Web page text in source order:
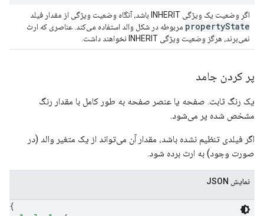
اگر وضعیت یک ویژگی INHERIT باشد، آنگاه وضعیت ویژگی از مقدار فیلد
propertyState
مربوطه در شکل والد استفاده می‌کند. عناصری که ارث
نمی‌برند، هرگز وضعیت ویژگی INHERIT نخواهند داشت.
پر کردن جامد
یک رنگ ثابت. صفحه یا عنصر صفحه به طور کامل با مقدار رنگ
مشخص شده پر می‌شود.
اگر فیلدی تنظیم نشده باشد، مقدار آن می‌تواند از یک متغیر والد (در
صورت وجود) به ارث برده شود.
نمایش JSON
{